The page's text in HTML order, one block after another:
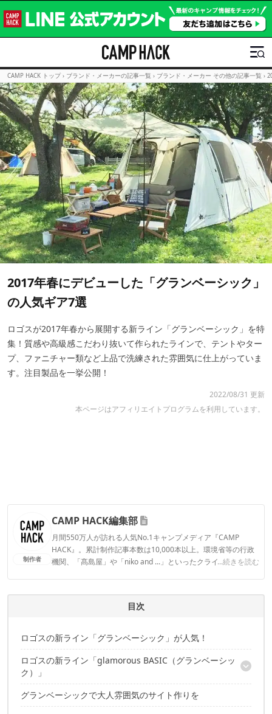
CAMP HACK トップ › ブランド・メーカーの記事一覧 › ブランド・メーカー その他の記事一覧 ›
2017年春にデビューした「グランベーシック」
の人気ギア7選
ロゴスが2017年春から展開する新ライン「グランベーシック」を特
集！質感や高級感こだわり抜いて作られたラインで、テントやター
プ、ファニチャー類など上品で洗練された雰囲気に仕上がっていま
す。注目製品を一挙公開！
2022/08/31 更新
本ページはアフィリエイトプログラムを利用しています。
制作者
CAMP HACK編集部
月間550万人が訪れる人気No.1キャンプメディア『CAMP
HACK』。累計制作記事本数は10,000本以上。環境省等の行政
機関、「髙島屋」や「niko and ...」といったクライアントとの
...続きを読む
CAMP HACK編集部のプロフィール
目次
ロゴスの新ライン「グランベーシック」が人気！
ロゴスの新ライン「glamorous BASIC（グランベーシッ
ク）」
グランベーシック トンネルドーム XL-AG
グランベーシックで大人雰囲気のサイト作りを